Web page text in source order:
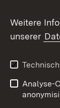
X /
Youtube
Impressum
Weitere
unserer
Analyse-